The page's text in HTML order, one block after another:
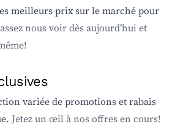
meilleurs prix sur le marché pour
nous voir dès aujourd’hui et
variée de promotions et rabais
Jetez un œil à nos offres en cours!